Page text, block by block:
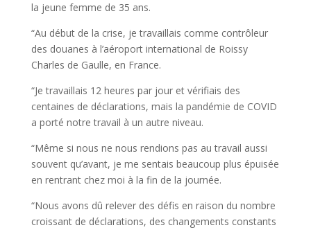
la jeune femme de 35 ans.
“Au début de la crise, je travaillais comme contrôleur
des douanes à l’aéroport international de Roissy
Charles de Gaulle, en France.
“Je travaillais 12 heures par jour et vérifiais des
centaines de déclarations, mais la pandémie de COVID
a porté notre travail à un autre niveau.
“Même si nous ne nous rendions pas au travail aussi
souvent qu’avant, je me sentais beaucoup plus épuisée
en rentrant chez moi à la fin de la journée.
“Nous avons dû relever des défis en raison du nombre
croissant de déclarations, des changements constants